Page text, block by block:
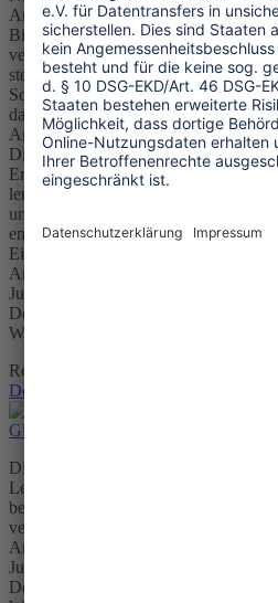
Arbeitsplätze gehen verloren oder die
Bildungssystemen wird
versucht, dieses Thema in seinem
stellen ansprechende analoge und
Schule und außerschulische
dass Sie sich mit Ihren Zielgruppen
Antworten begeben können. Wir
Diskussionen und freuen uns über
Erfahrungen beim Einsatz der
lernen erscheint zwei Mal jährlich und
und Lehrer der Sekundarstufen I und
entwicklungsbezogenes Thema und
Einsatzmöglichkeiten, didaktische
Anregungen.Einsatz: Sekundarstufe I
JugendarbeitDIN A4, 24 Seiten Alle
Download auf der Webseite Global
Welt Download: PDF | GL
Regulärer Preis:
Details
Global lernen Flüchtlinge
Die Zeitschrift erscheint dreimal
Lehrerinnen und Lehrer der
behandelt ein entwicklungsbezogenes
verschiedene Einsatzmöglichkeiten,
Anregungen. Einsatz: Sekundarstufe
JugendarbeitDIN A4, 12 Seiten Alle
Download auf der Webseite Global